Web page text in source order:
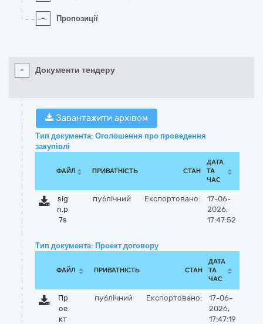
- Пропозиції
- Документи тендеру
Завантажити архівом
Тип документа: Оголошення про проведення
закупівлі
ФАЙЛ ПРИВАТНІСТЬ СТАН
ДАТА
ТА
ЧАС
sig
n.p
7s
публічний Експортовано:
17-06-
2026,
17:47:52
Тип документа: Проект договору
ФАЙЛ ПРИВАТНІСТЬ СТАН
ДАТА
ТА
ЧАС
Пр
ое
кт
публічний Експортовано:
17-06-
2026,
17:47:19